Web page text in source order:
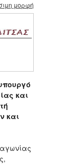
μορφή
και
και